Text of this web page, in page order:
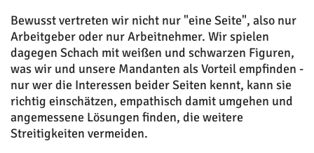
Bewusst vertreten wir nicht nur "eine Seite", also nur
Arbeitgeber oder nur Arbeitnehmer. Wir spielen
dagegen Schach mit weißen und schwarzen Figuren,
was wir und unsere Mandanten als Vorteil empfinden -
nur wer die Interessen beider Seiten kennt, kann sie
richtig einschätzen, empathisch damit umgehen und
angemessene Lösungen finden, die weitere
Streitigkeiten vermeiden.